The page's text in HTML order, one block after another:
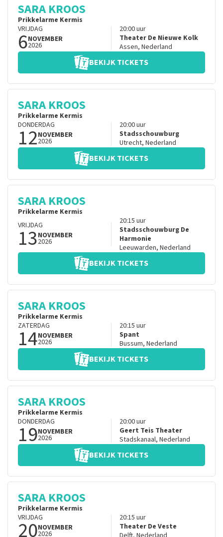
SARA KROOS
Prikkelarme Kermis
VRIJDAG
6NOVEMBER
2026
20:00uur
Theater De Nieuwe Kolk
Assen, Nederland
BEKIJK TICKETS
SARA KROOS
Prikkelarme Kermis
DONDERDAG
12NOVEMBER
2026
20:00uur
Stadsschouwburg
Utrecht, Nederland
BEKIJK TICKETS
SARA KROOS
Prikkelarme Kermis
VRIJDAG
13NOVEMBER
2026
20:15 uur
Stadsschouwburg De
Harmonie
Leeuwarden, Nederland
BEKIJK TICKETS
SARA KROOS
Prikkelarme Kermis
ZATERDAG
14NOVEMBER
2026
20:15 uur
Spant
Bussum, Nederland
BEKIJK TICKETS
SARA KROOS
Prikkelarme Kermis
DONDERDAG
19NOVEMBER
2026
20:00uur
Geert Teis Theater
Stadskanaal, Nederland
BEKIJK TICKETS
SARA KROOS
Prikkelarme Kermis
VRIJDAG
20NOVEMBER
2026
20:15 uur
Theater De Veste